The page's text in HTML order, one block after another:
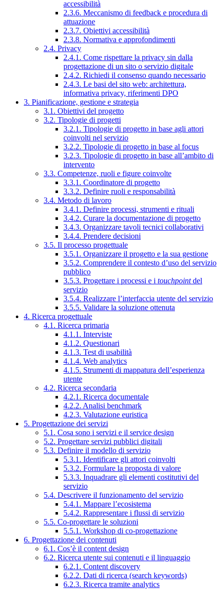
accessibilità
2.3.6. Meccanismo di feedback e procedura di
attuazione
2.3.7. Obiettivi accessibilità
2.3.8. Normativa e approfondimenti
2.4. Privacy
2.4.1. Come rispettare la privacy sin dalla
progettazione di un sito o servizio digitale
2.4.2. Richiedi il consenso quando necessario
2.4.3. Le basi del sito web: architettura,
informativa privacy, riferimenti DPO
3. Pianificazione, gestione e strategia
3.1. Obiettivi del progetto
3.2. Tipologie di progetti
3.2.1. Tipologie di progetto in base agli attori
coinvolti nel servizio
3.2.2. Tipologie di progetto in base al focus
3.2.3. Tipologie di progetto in base all’ambito di
intervento
3.3. Competenze, ruoli e figure coinvolte
3.3.1. Coordinatore di progetto
3.3.2. Definire ruoli e responsabilità
3.4. Metodo di lavoro
3.4.1. Definire processi, strumenti e rituali
3.4.2. Curare la documentazione di progetto
3.4.3. Organizzare tavoli tecnici collaborativi
3.4.4. Prendere decisioni
3.5. Il processo progettuale
3.5.1. Organizzare il progetto e la sua gestione
3.5.2. Comprendere il contesto d’uso del servizio
pubblico
3.5.3. Progettare i processi e i touchpointdel
servizio
3.5.4. Realizzare l’interfaccia utente del servizio
3.5.5. Validare la soluzione ottenuta
4. Ricerca progettuale
4.1. Ricerca primaria
4.1.1. Interviste
4.1.2. Questionari
4.1.3. Test di usabilità
4.1.4. Web analytics
4.1.5. Strumenti di mappatura dell’esperienza
utente
4.2. Ricerca secondaria
4.2.1. Ricerca documentale
4.2.2. Analisi benchmark
4.2.3. Valutazione euristica
5. Progettazione dei servizi
5.1. Cosa sono i servizi e il service design
5.2. Progettare servizi pubblici digitali
5.3. Definire il modello di servizio
5.3.1. Identificare gli attori coinvolti
5.3.2. Formulare la proposta di valore
5.3.3. Inquadrare gli elementi costitutivi del
servizio
5.4. Descrivere il funzionamento del servizio
5.4.1. Mappare l’ecosistema
5.4.2. Rappresentare i flussi di servizio
5.5. Co-progettare le soluzioni
5.5.1. Workshop di co-progettazione
6. Progettazione dei contenuti
6.1. Cos’è il content design
6.2. Ricerca utente sui contenuti e il linguaggio
6.2.1. Content discovery
6.2.2. Dati di ricerca (search keywords)
6.2.3. Ricerca tramite analytics